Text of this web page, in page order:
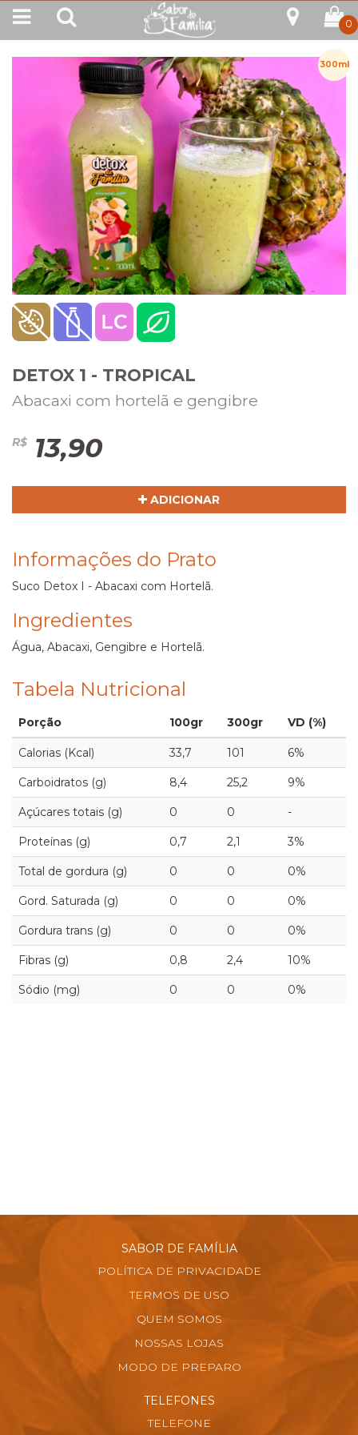
0
300ml
DETOX 1 - TROPICAL
Abacaxi com hortelã e gengibre
R$ 13,90
ADICIONAR
Informações do Prato
Suco Detox I - Abacaxi com Hortelã.
Ingredientes
Água, Abacaxi, Gengibre e Hortelã.
Tabela Nutricional
Porção 100gr 300gr VD (%)
Calorias (Kcal) 33,7 101 6%
Carboidratos (g) 8,4 25,2 9%
Açúcares totais (g) 0 0 -
Proteínas (g) 0,7 2,1 3%
Total de gordura (g) 0 0 0%
Gord. Saturada (g) 0 0 0%
Gordura trans (g) 0 0 0%
Fibras (g) 0,8 2,4 10%
Sódio (mg) 0 0 0%
SABOR DE FAMÍLIA
POLÍTICA DE PRIVACIDADE
TERMOS DE USO
QUEM SOMOS
NOSSAS LOJAS
MODO DE PREPARO
TELEFONES
TELEFONE